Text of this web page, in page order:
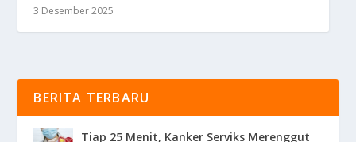
3 Desember 2025
BERITA TERBARU
Tiap 25 Menit, Kanker Serviks Merenggut